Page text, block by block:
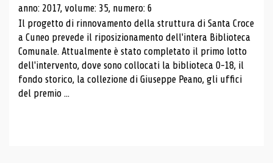
anno: 2017, volume: 35, numero: 6
Il progetto di rinnovamento della struttura di Santa Croce
a Cuneo prevede il riposizionamento dell'intera Biblioteca
Comunale. Attualmente è stato completato il primo lotto
dell'intervento, dove sono collocati la biblioteca 0-18, il
fondo storico, la collezione di Giuseppe Peano, gli uffici
del premio ...